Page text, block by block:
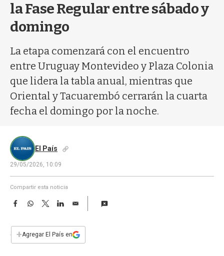
la Fase Regular entre sábado y
domingo
La etapa comenzará con el encuentro
entre Uruguay Montevideo y Plaza Colonia
que lidera la tabla anual, mientras que
Oriental y Tacuarembó cerrarán la cuarta
fecha el domingo por la noche.
El País
29/05/2026, 10:09
Compartir esta noticia
F
e
b
W
s
T
w
t
L
E
i
l
+Agregar El País en